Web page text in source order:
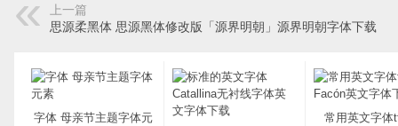
上一篇
思源柔黑体 思源黑体修改版「源界明朝」源界明朝字体下载
字体 母亲节主题字体元
常用英文字体